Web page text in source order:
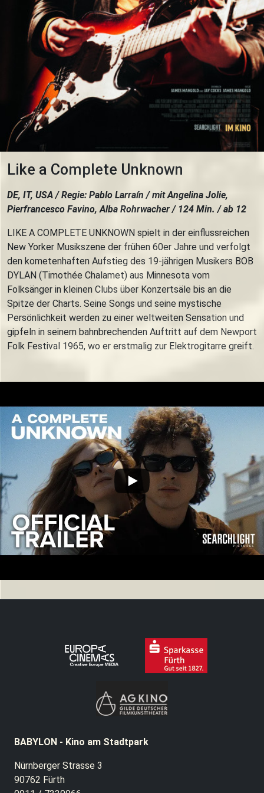
Like a Complete Unknown
DE, IT, USA / Regie: Pablo Larraín / mit Angelina Jolie,
Pierfrancesco Favino, Alba Rohrwacher / 124 Min. / ab 12
LIKE A COMPLETE UNKNOWN spielt in der einflussreichen
New Yorker Musikszene der frühen 60er Jahre und verfolgt
den kometenhaften Aufstieg des 19-jährigen Musikers BOB
DYLAN (Timothée Chalamet) aus Minnesota vom
Folksänger in kleinen Clubs über Konzertsäle bis an die
Spitze der Charts. Seine Songs und seine mystische
Persönlichkeit werden zu einer weltweiten Sensation und
gipfeln in seinem bahnbrechenden Auftritt auf dem Newport
Folk Festival 1965, wo er erstmalig zur Elektrogitarre greift.
BABYLON - Kino am Stadtpark
Nürnberger Strasse 3
90762 Fürth